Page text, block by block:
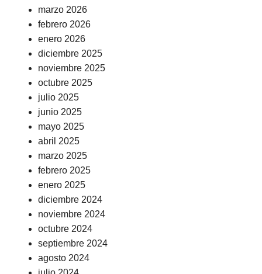
marzo 2026
febrero 2026
enero 2026
diciembre 2025
noviembre 2025
octubre 2025
julio 2025
junio 2025
mayo 2025
abril 2025
marzo 2025
febrero 2025
enero 2025
diciembre 2024
noviembre 2024
octubre 2024
septiembre 2024
agosto 2024